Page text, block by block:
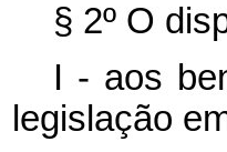
§ 2º O
I - aos
legislação